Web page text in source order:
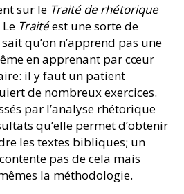
sur le Traité de rhétorique
Traitéest une sorte de
qu’on n’apprend pas une
en apprenant par cœur
il y faut un patient
de nombreux exercices.
par l’analyse rhétorique
qu’elle permet d’obtenir
les textes bibliques; un
pas de cela mais
la méthodologie.